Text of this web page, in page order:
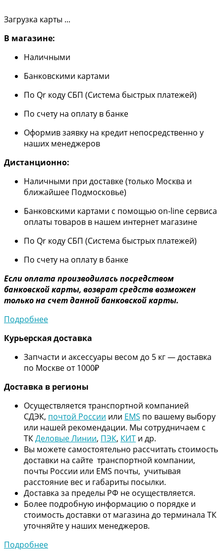
Загрузка карты ...
В магазине:
Наличными
Банковскими картами
По Qr коду СБП (Система быстрых платежей)
По счету на оплату в банке
Оформив заявку на кредит непосредственно у
наших менеджеров
Дистанционно:
Наличными при доставке (только Москва и
ближайшее Подмосковье)
Банковскими картами с помощью on-line сервиса
оплаты товаров в нашем интернет магазине
По Qr коду СБП (Система быстрых платежей)
По счету на оплату в банке
Если оплата производилась посредством
банковской карты, возврат средств возможен
только на счет данной банковской карты.
Подробнее
Курьерская доставка
Запчасти и аксессуары весом до 5 кг — доставка
по Москве от 1000₽
Доставка в регионы
Осуществляется транспортной компанией
СДЭК, почтой России или EMS по вашему выбору
или нашей рекомендации. Мы сотрудничаем с
ТКДеловые Линии, ПЭК, КИТ и др.
Вы можете самостоятельно рассчитать стоимость
доставки на сайте транспортной компании,
почты России или EMS почты, учитывая
расстояние вес и габариты посылки.
Доставка за пределы РФ не осуществляется.
Более подробную информацию о порядке и
стоимость доставки от магазина до терминала ТК
уточняйте у наших менеджеров.
Подробнее